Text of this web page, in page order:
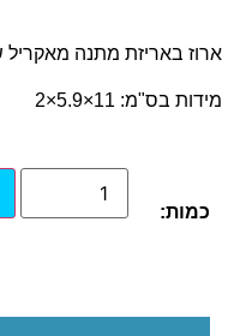
ארוז באריזת מתנה מאקריל
מידות בס"מ: 11×5.9×2
כמות: